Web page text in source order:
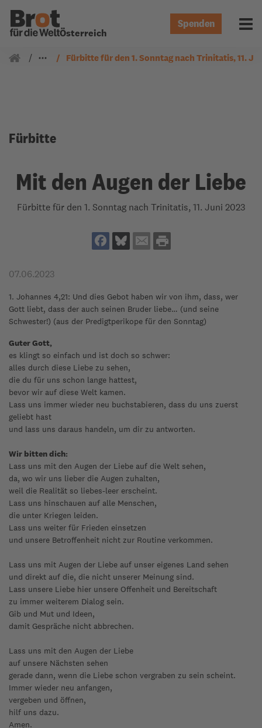
Österreich
Spenden
Gemeindearbeit
Fürbitten
Fürbitte für den 1. Sonntag nach Trinitatis, 11.
Fürbitte
Mit den Augen der Liebe
Fürbitte für den 1. Sonntag nach Trinitatis, 11. Juni 2023
07.06.2023
1. Johannes 4,21: Und dies Gebot haben wir von ihm, dass, wer
Gott liebt, dass der auch seinen Bruder liebe… (und seine
Schwester!) (aus der Predigtperikope für den Sonntag)
Guter Gott,
es klingt so einfach und ist doch so schwer:
alles durch diese Liebe zu sehen,
die du für uns schon lange hattest,
bevor wir auf diese Welt kamen.
Lass uns immer wieder neu buchstabieren, dass du uns zuerst
geliebt hast
und lass uns daraus handeln, um dir zu antworten.
Wir bitten dich:
Lass uns mit den Augen der Liebe auf die Welt sehen,
da, wo wir uns lieber die Augen zuhalten,
weil die Realität so liebes-leer erscheint.
Lass uns hinschauen auf alle Menschen,
die unter Kriegen leiden.
Lass uns weiter für Frieden einsetzen
und unsere Betroffenheit nicht zur Routine verkommen.
Lass uns mit Augen der Liebe auf unser eigenes Land sehen
und direkt auf die, die nicht unserer Meinung sind.
Lass unsere Liebe hier unsere Offenheit und Bereitschaft
zu immer weiterem Dialog sein.
Gib und Mut und Ideen,
damit Gespräche nicht abbrechen.
Lass uns mit den Augen der Liebe
auf unsere Nächsten sehen
gerade dann, wenn die Liebe schon vergraben zu sein scheint.
Immer wieder neu anfangen,
vergeben und öffnen,
hilf uns dazu.
Amen.